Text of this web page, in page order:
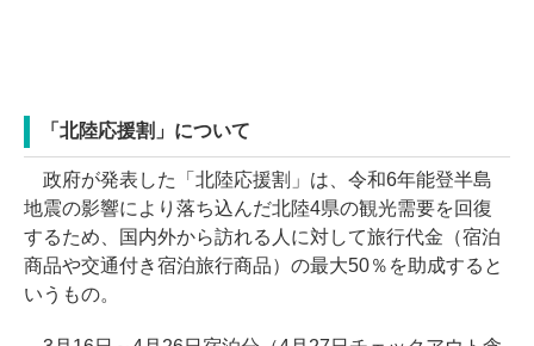
「北陸応援割」について
政府が発表した「北陸応援割」は、令和6年能登半島
地震の影響により落ち込んだ北陸4県の観光需要を回復
するため、国内外から訪れる人に対して旅行代金（宿泊
商品や交通付き宿泊旅行商品）の最大50％を助成すると
いうもの。